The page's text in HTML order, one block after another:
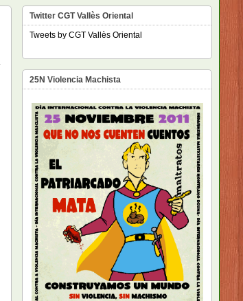
Twitter CGT Vallès Oriental
Tweets by CGT Vallès Oriental
25N Violencia Machista